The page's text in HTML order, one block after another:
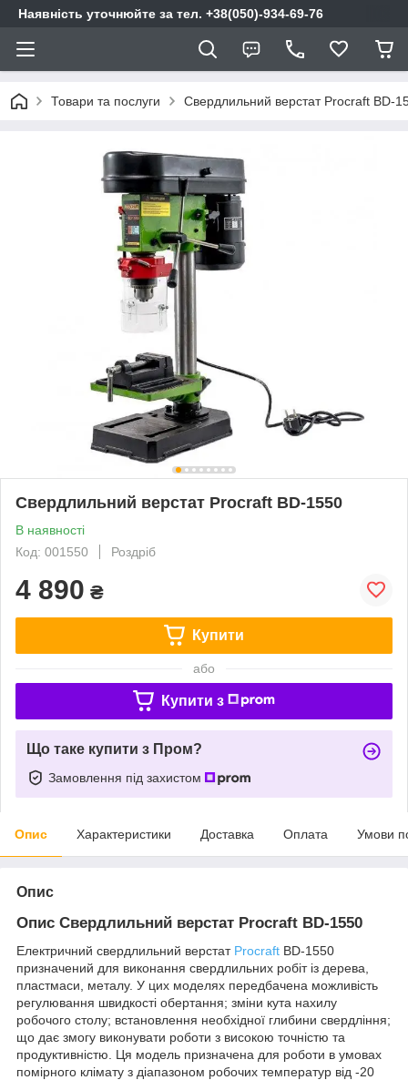
Наявність уточнюйте за тел. +38(050)-934-69-76
Товари та послуги Свердлильний верстат Procraft BD-
Свердлильний верстат Procraft BD-1550
В наявності
Код: 001550
Роздріб
4 890 ₴
Купити
або
Купити з
Що таке купити з Пром?
Замовлення під захистом
Опис Характеристики Доставка Оплата Умови
Опис
Опис Свердлильний верстат Procraft BD-1550
Електричний свердлильний верстат Procraft BD-1550
призначений для виконання свердлильних робіт із дерева,
пластмаси, металу. У цих моделях передбачена можливість
регулювання швидкості обертання; зміни кута нахилу
робочого столу; встановлення необхідної глибини свердління;
що дає змогу виконувати роботи з високою точністю та
продуктивністю. Ця модель призначена для роботи в умовах
помірного клімату з діапазоном робочих температур від -20